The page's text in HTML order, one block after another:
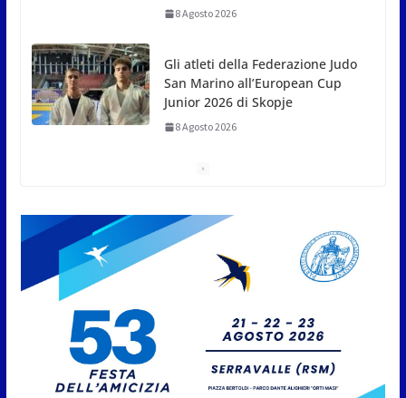
L’arte perde uno dei suoi maestri: si è spento a 91
8 Agosto 2026
A Oltremare 2.0 a Riccione in migliaia per
incontrare i DinsiemE
Femminile: quattro Primavera
aggregate alla Prima Squadra
8 Agosto 2026
Live” una serata di
divertimento, arte, buona
cucina e solidarietà, a Faetano.
Con la firma e la regia di